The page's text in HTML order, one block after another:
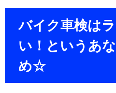
バイク車検は
い！というあ
め☆